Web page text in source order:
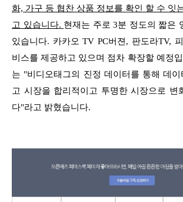
화, 가구 등 협찬 상품 정보를 확인 할 수 잇
고 있습니다. 현재는 주로 3분 정도의 짧은
있습니다. 카카오 TV PC버젼, 판도라TV,
비스를 제공하고 있으며 점차 확장할 예정
는 "비디오태그의 진정 데이터를 통해 데
고 시장을 합리적이고 투명한 시장으로 변
다"라고 밝혔습니다.